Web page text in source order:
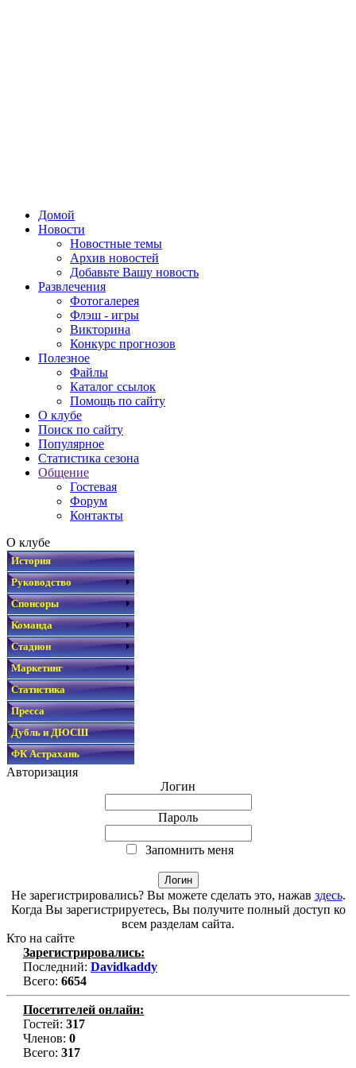
Домой
Новости
Новостные темы
Архив новостей
Добавьте Вашу новость
Развлечения
Фотогалерея
Флэш - игры
Викторина
Конкурс прогнозов
Полезное
Файлы
Каталог ссылок
Помощь по сайту
О клубе
Поиск по сайту
Популярное
Статистика сезона
Общение
Гостевая
Форум
Контакты
О клубе
История
Руководство
Спонсоры
Команда
Стадион
Маркетинг
Статистика
Пресса
Дубль и ДЮСШ
ФК Астрахань
Авторизация
Логин
Пароль
Запомнить меня
Не зарегистрировались? Вы можете сделать это, нажав здесь.
Когда Вы зарегистрируетесь, Вы получите полный доступ ко
всем разделам сайта.
Кто на сайте
Зарегистрировались:
Последний: Davidkaddy
Всего: 6654
Посетителей онлайн:
Гостей: 317
Членов: 0
Всего: 317